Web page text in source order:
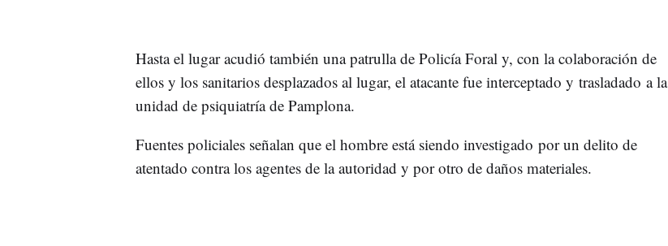
Hasta el lugar acudió también una patrulla de Policía Foral y, con la colaboración de
ellos y los sanitarios desplazados al lugar, el atacante fue interceptado y trasladado a la
unidad de psiquiatría de Pamplona.
Fuentes policiales señalan que el hombre está siendo investigado por un delito de
atentado contra los agentes de la autoridad y por otro de daños materiales.